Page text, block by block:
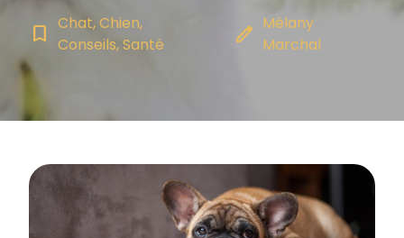
bookmark_border Chat, Chien,
Conseils, Santé
edit Mélany
Marchal